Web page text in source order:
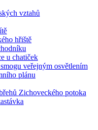
vztahů
hřiště
u chatiček
veřejným osvětlením
plánu
Zichoveckého potoka